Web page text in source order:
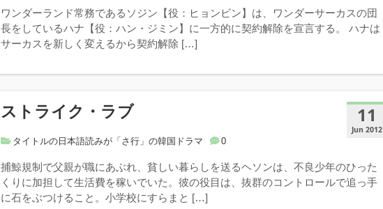
ワンダーランド常務であるソジン【役：ヒョンビン】は、ワンダーサーカスの団
長をしているハナ【役：ハン・ジミン】に一方的に契約解除を宣言する。 ハナは
サーカスを新しく変えるから契約解除 […]
11
Jun 2012
ストライク・ラブ
タイトルの日本語読みが「さ行」の韓国ドラマ 0
捕鯨規制で父親が職にあぶれ、貧しい暮らしを送るヘソンは、不良少年のひった
くりに加担して生活費を稼いでいた。彼の役目は、抜群のコントロールで追っ手
に石をぶつけること。小学校にすらまと […]